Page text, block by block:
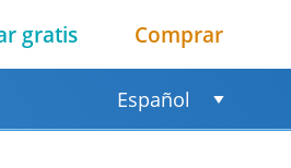
gratis Comprar
Español